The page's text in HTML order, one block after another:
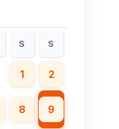
S S
1 2
8 9